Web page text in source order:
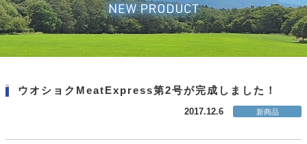
ウオショクMeatExpress第2号が完成しました！
2017.12.6 新商品